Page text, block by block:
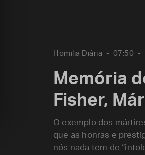
Homilia Diária 07:50
Memória
Fisher,
O exemplo dos
que as honras e
nós nada tem de